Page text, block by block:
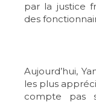
par la justice
des
Aujourd’hui,
les plus
compte pas